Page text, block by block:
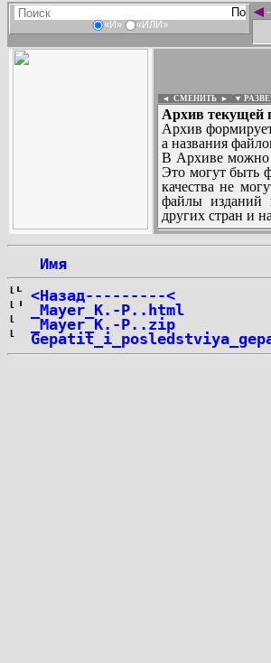
«И» «ИЛИ»
◄-
◄ СМЕНИТЬ ► ▼
Архив текущей
Архив
а названия
В Архиве можно
Это могут быть
качества не
файлы изданий
других стран и
Имя
<Назад---------<
_Mayer_K.-P..html
_Mayer_K.-P..zip